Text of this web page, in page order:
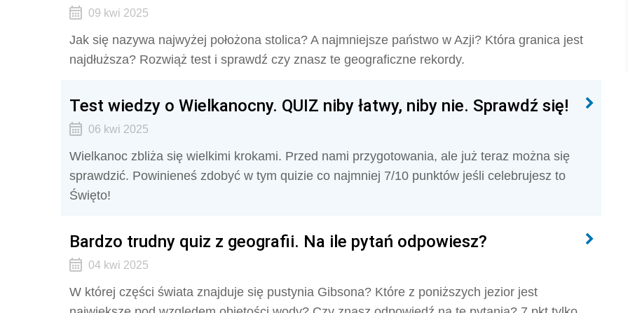
09 kwi 2025
Jak się nazywa najwyżej położona stolica? A najmniejsze państwo w Azji? Która granica jest
najdłuższa? Rozwiąż test i sprawdź czy znasz te geograficzne rekordy.
Test wiedzy o Wielkanocny. QUIZ niby łatwy, niby nie. Sprawdź się!
06 kwi 2025
Wielkanoc zbliża się wielkimi krokami. Przed nami przygotowania, ale już teraz można się
sprawdzić. Powinieneś zdobyć w tym quizie co najmniej 7/10 punktów jeśli celebrujesz to
Święto!
Bardzo trudny quiz z geografii. Na ile pytań odpowiesz?
04 kwi 2025
W której części świata znajduje się pustynia Gibsona? Które z poniższych jezior jest